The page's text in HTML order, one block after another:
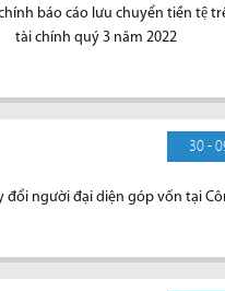
báo cáo lưu chuyển tiền tệ
tài chính quý 3 năm 2022
30 -
đổi người đại diện góp vốn tại